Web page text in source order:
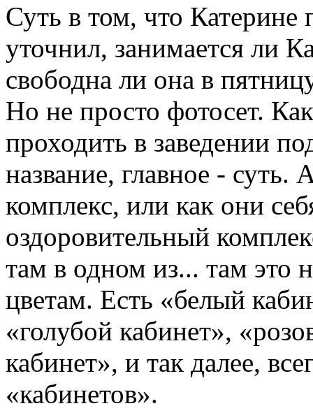
Суть в том, что
уточнил, занимается ли
свободна ли она в
Но не просто фотосет.
проходить в заведении
название, главное - суть.
комплекс, или как они
оздоровительный
там в одном из... там это
цветам. Есть «белый
«голубой кабинет»,
кабинет», и так далее,
«кабинетов».